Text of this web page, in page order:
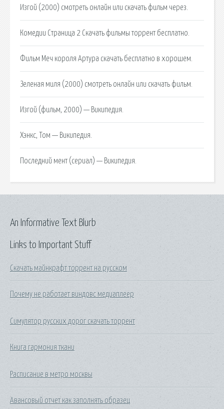
Изгой (2000) смотреть онлайн или скачать фильм через.
Комедии Страница 2 Скачать фильмы торрент бесплатно.
Фильм Меч короля Артура скачать бесплатно в хорошем.
Зеленая миля (2000) смотреть онлайн или скачать фильм.
Изгой (фильм, 2000) — Википедия.
Хэнкс, Том — Википедия.
Последний мент (сериал) — Википедия.
Links to Important Stuff
Скачать майнкрафт торрент на русском
Почему не работает виндовс медиаплеер
Симулятор русских дорог скачать торрент
Книга гармония ткани
Расписание в метро москвы
Авансовый отчет как заполнять образец
An Informative Text Blurb